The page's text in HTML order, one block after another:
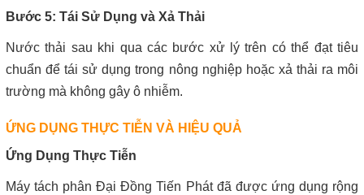
Bước 5: Tái Sử Dụng và Xả Thải
Nước thải sau khi qua các bước xử lý trên có thể đạt tiêu
chuẩn để tái sử dụng trong nông nghiệp hoặc xả thải ra môi
trường mà không gây ô nhiễm.
ỨNG DỤNG THỰC TIỄN VÀ HIỆU QUẢ
Ứng Dụng Thực Tiễn
Máy tách phân Đại Đồng Tiến Phát đã được ứng dụng rộng